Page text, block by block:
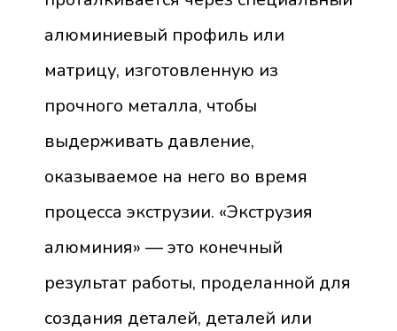
алюминиевый профиль или
матрицу, изготовленную из
прочного металла, чтобы
выдерживать давление,
оказываемое на него во время
процесса экструзии. «Экструзия
алюминия» — это конечный
результат работы, проделанной для
создания деталей, деталей или